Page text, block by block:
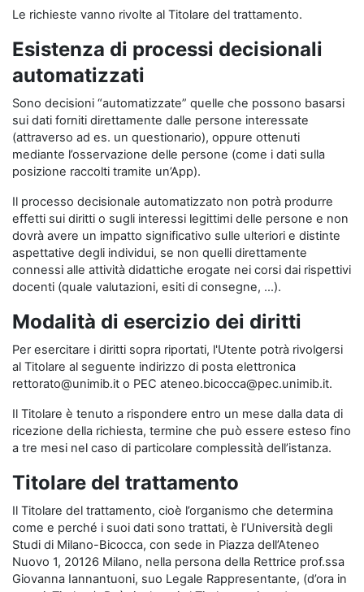
Le richieste vanno rivolte al Titolare del trattamento.
Esistenza di processi decisionali
automatizzati
Sono decisioni “automatizzate” quelle che possono basarsi
sui dati forniti direttamente dalle persone interessate
(attraverso ad es. un questionario), oppure ottenuti
mediante l’osservazione delle persone (come i dati sulla
posizione raccolti tramite un’App).
Il processo decisionale automatizzato non potrà produrre
effetti sui diritti o sugli interessi legittimi delle persone e non
dovrà avere un impatto significativo sulle ulteriori e distinte
aspettative degli individui, se non quelli direttamente
connessi alle attività didattiche erogate nei corsi dai rispettivi
docenti (quale valutazioni, esiti di consegne, …).
Modalità di esercizio dei diritti
Per esercitare i diritti sopra riportati, l'Utente potrà rivolgersi
al Titolare al seguente indirizzo di posta elettronica
rettorato@unimib.it o PEC ateneo.bicocca@pec.unimib.it.
Il Titolare è tenuto a rispondere entro un mese dalla data di
ricezione della richiesta, termine che può essere esteso fino
a tre mesi nel caso di particolare complessità dell’istanza.
Titolare del trattamento
Il Titolare del trattamento, cioè l’organismo che determina
come e perché i suoi dati sono trattati, è l’Università degli
Studi di Milano-Bicocca, con sede in Piazza dell’Ateneo
Nuovo 1, 20126 Milano, nella persona della Rettrice prof.ssa
Giovanna Iannantuoni, suo Legale Rappresentante, (d’ora in